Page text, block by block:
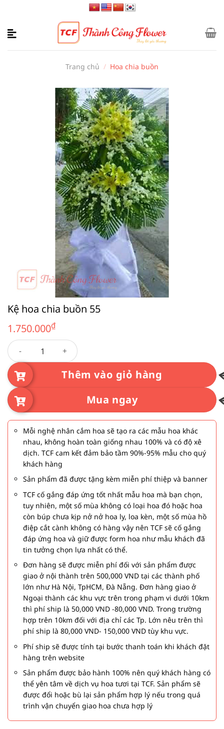
nội
Trang chủ / Hoa chia buồn
Kệ hoa chia buồn 55
1.750.000₫
Kệ hoa chia buồn 55 số lượng
Thêm vào giỏ hàng
Mua ngay
Mỗi nghệ nhân cắm hoa sẽ tạo ra các mẫu hoa khác
nhau, không hoàn toàn giống nhau 100% và có độ xê
dịch. TCF cam kết đảm bảo tầm 90%-95% mẫu cho quý
khách hàng
Sản phẩm đã được tặng kèm miễn phí thiệp và banner
TCF cố gắng đáp ứng tốt nhất mẫu hoa mà bạn chọn,
tuy nhiên, một số mùa không có loại hoa đó hoặc hoa
còn búp chưa kịp nở nở hoa ly, loa kèn, một số mùa hồ
điệp cắt cành không có hàng vậy nên TCF sẽ cố gắng
đáp ứng hoa và giữ được form hoa như mẫu khách đã
tin tưởng chọn lựa nhất có thể.
Đơn hàng sẽ được miễn phí đối với sản phẩm được
giao ở nội thành trên 500,000 VND tại các thành phố
lớn như Hà Nội, TpHCM, Đà Nẵng. Đơn hàng giao ở
Ngoại thành các khu vực trên trong phạm vi dưới 10km
thì phí ship là 50,000 VND -80,000 VND. Trong trường
hợp trên 10km đối với địa chỉ các Tp. Lớn nêu trên thì
phí ship là 80,000 VND- 150,000 VND tùy khu vực.
Phí ship sẽ được tính tại bước thanh toán khi khách đặt
hàng trên website
Sản phẩm được bảo hành 100% nên quý khách hàng có
thể yên tâm về dịch vụ hoa tươi tại TCF. Sản phẩm sẽ
được đổi hoặc bù lại sản phẩm hợp lý nếu trong quá
trình vận chuyển giao hoa chưa hợp lý